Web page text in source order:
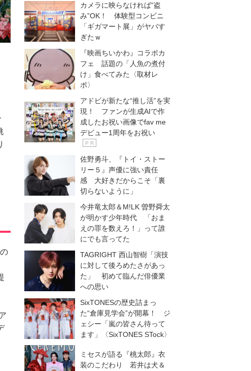
カメラに映らなければ“盗
み”OK！ 体験型コンビニ
「ギガマート展」がヤバす
ぎたｗ
『映画ちいかわ』コラボカ
フェ 話題の「人魚の煮付
け」食べてみた〈取材レ
ポ〉
アドビが新たな“推し活”を実
現！ ファンが生成AIで作
成したお祝い画像でfav me
デビュー1周年をお祝い
P R
佐野勇斗、『トイ・ストー
リー５』声優に強い責任
感 大好きだからこそ「裏
切らないように」
今井竜太郎＆M!LK 曽野舜太
が明かす少年時代 「おま
えの罪を数えろ！」って誰
にでも言ってた
TAGRIGHT 西山智樹「演技
に対して後ろめたさがあっ
た」 初めて臨んだ俳優業
への思い
SixTONESの歴史詰まっ
た“倉庫見学会”が開幕！ ジ
ェシー「嵐の皆さん待って
ます」〈SixTONES STock〉
ミセスが語る『桃太郎』衣
装のこだわり 若井は犬＆